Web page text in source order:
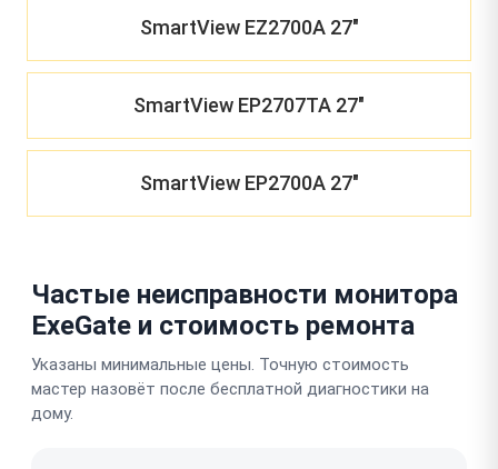
SmartView EZ2700A 27"
SmartView EP2707TA 27"
SmartView EP2700A 27"
Частые неисправности монитора
ExeGate и стоимость ремонта
Указаны минимальные цены. Точную стоимость
мастер назовёт после бесплатной диагностики на
дому.